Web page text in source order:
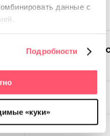
данные с
Подробности
«куки»
Количество
314